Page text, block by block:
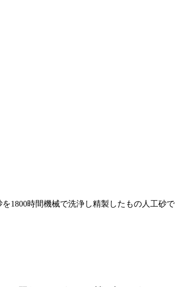
1800時間機械で洗浄し精製したもの人工砂で